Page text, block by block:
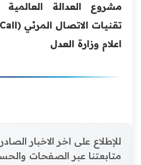
تقنيات الاتصال المرئي (Video Call).
اعلام وزارة العدل
للإطلاع على اخر الاخبار
متابعتنا عبر الصفحات